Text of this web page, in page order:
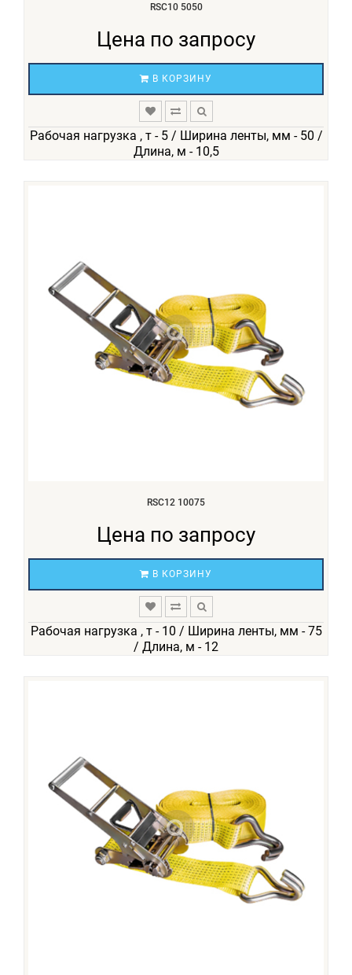
RSC10 5050
Цена по запросу
В КОРЗИНУ
Рабочая нагрузка , т - 5 / Ширина ленты, мм - 50 /
Длина, м - 10,5
RSC12 10075
Цена по запросу
В КОРЗИНУ
Рабочая нагрузка , т - 10 / Ширина ленты, мм - 75
/ Длина, м - 12